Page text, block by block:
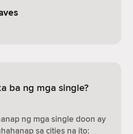
ba ng mga single?
ng mga single doon ay
sa cities na ito: